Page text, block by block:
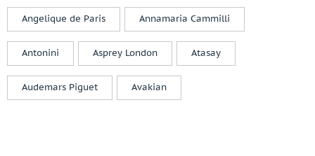
Angelique de Paris Annamaria Cammilli
Antonini Asprey London Atasay
Audemars Piguet Avakian